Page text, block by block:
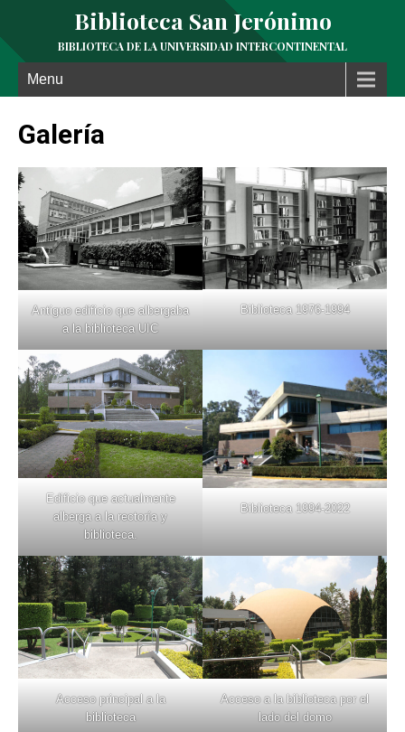
Biblioteca San Jerónimo
BIBLIOTECA DE LA UNIVERSIDAD INTERCONTINENTAL
Menu
Galería
Antiguo edificio que albergaba
a la biblioteca UIC
Biblioteca 1976-1994
Edificio que actualmente
alberga a la rectoría y
biblioteca.
Biblioteca 1994-2022
Acceso principal a la
biblioteca
Acceso a la biblioteca por el
lado del domo